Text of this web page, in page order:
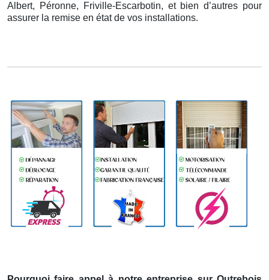
Albert, Péronne, Friville-Escarbotin, et bien d’autres pour
assurer la remise en état de vos installations.